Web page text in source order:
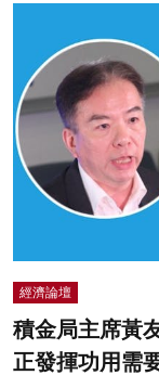
經濟論壇
積金局主席黃
正發揮功用需